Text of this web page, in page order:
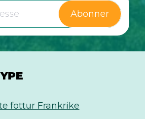
Abonner
fottur Frankrike